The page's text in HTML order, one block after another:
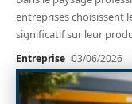
entreprises choisissent
significatif sur leur
Entreprise 03/06/2026